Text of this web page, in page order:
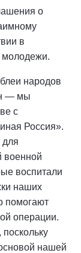
о
в
молодежи.
народов
— мы
с
Россия».
для
военной
воспитали
наших
помогают
операции.
нашей